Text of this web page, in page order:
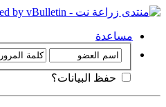
مساعدة
حفظ البيانات؟